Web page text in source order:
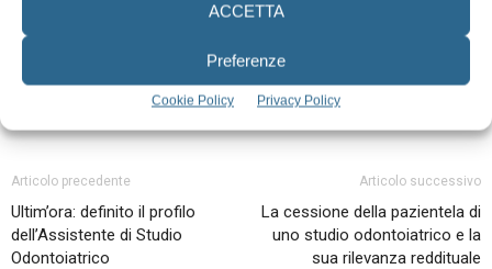
ACCETTA
Preferenze
Cookie Policy Privacy Policy
Articolo precedente
Ultim’ora: definito il profilo
dell’Assistente di Studio
Odontoiatrico
Articolo successivo
La cessione della pazientela di
uno studio odontoiatrico e la
sua rilevanza reddituale